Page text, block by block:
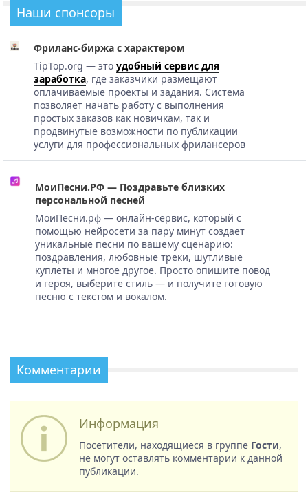
Наши спонсоры
Фриланс-биржа с характером
TipTop.org — это удобный сервис для
заработка, где заказчики размещают
оплачиваемые проекты и задания. Система
позволяет начать работу с выполнения
простых заказов как новичкам, так и
продвинутые возможности по публикации
услуги для профессиональных фрилансеров
МоиПесни.РФ — Поздравьте близких
персональной песней
МоиПесни.рф — онлайн-сервис, который с
помощью нейросети за пару минут создает
уникальные песни по вашему сценарию:
поздравления, любовные треки, шутливые
куплеты и многое другое. Просто опишите повод
и героя, выберите стиль — и получите готовую
песню с текстом и вокалом.
Комментарии
Информация
Посетители, находящиеся в группе Гости,
не могут оставлять комментарии к данной
публикации.